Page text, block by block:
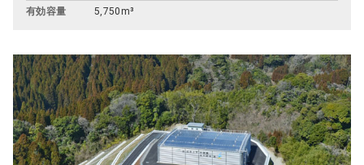
有効容量
5,750m³